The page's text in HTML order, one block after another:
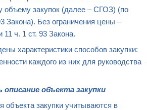
объему закупок (далее – СГОЗ) (по
Закона). Без ограничения цены –
11 ч. 1 ст. 93 Закона.
характеристики способов закупки:
каждого из них для руководства
объекта закупки
объекта закупки учитываются в